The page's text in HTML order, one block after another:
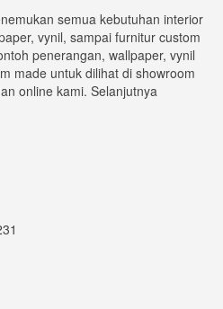
semua kebutuhan interior
vynil, sampai furnitur custom
penerangan, wallpaper, vynil
made untuk dilihat di showroom
online kami. Selanjutnya